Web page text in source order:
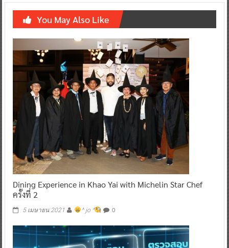
You May Also Like
Dining Experience in Khao Yai with Michelin Star Chef
ครั้งที่ 2
5 เมษายน 2021 ^ jo ^ 0